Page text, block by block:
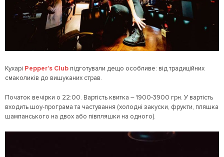
Кухарі Pepper’s Club підготували дещо особливе: від традиційних
смаколиків до вишуканих страв.
Початок вечірки о 22:00. Вартість квитка – 1900-3900 грн. У вартість
входить шоу-програма та частування (холодні закуски, фрукти, пляшка
шампанського на двох або півпляшки на одного).